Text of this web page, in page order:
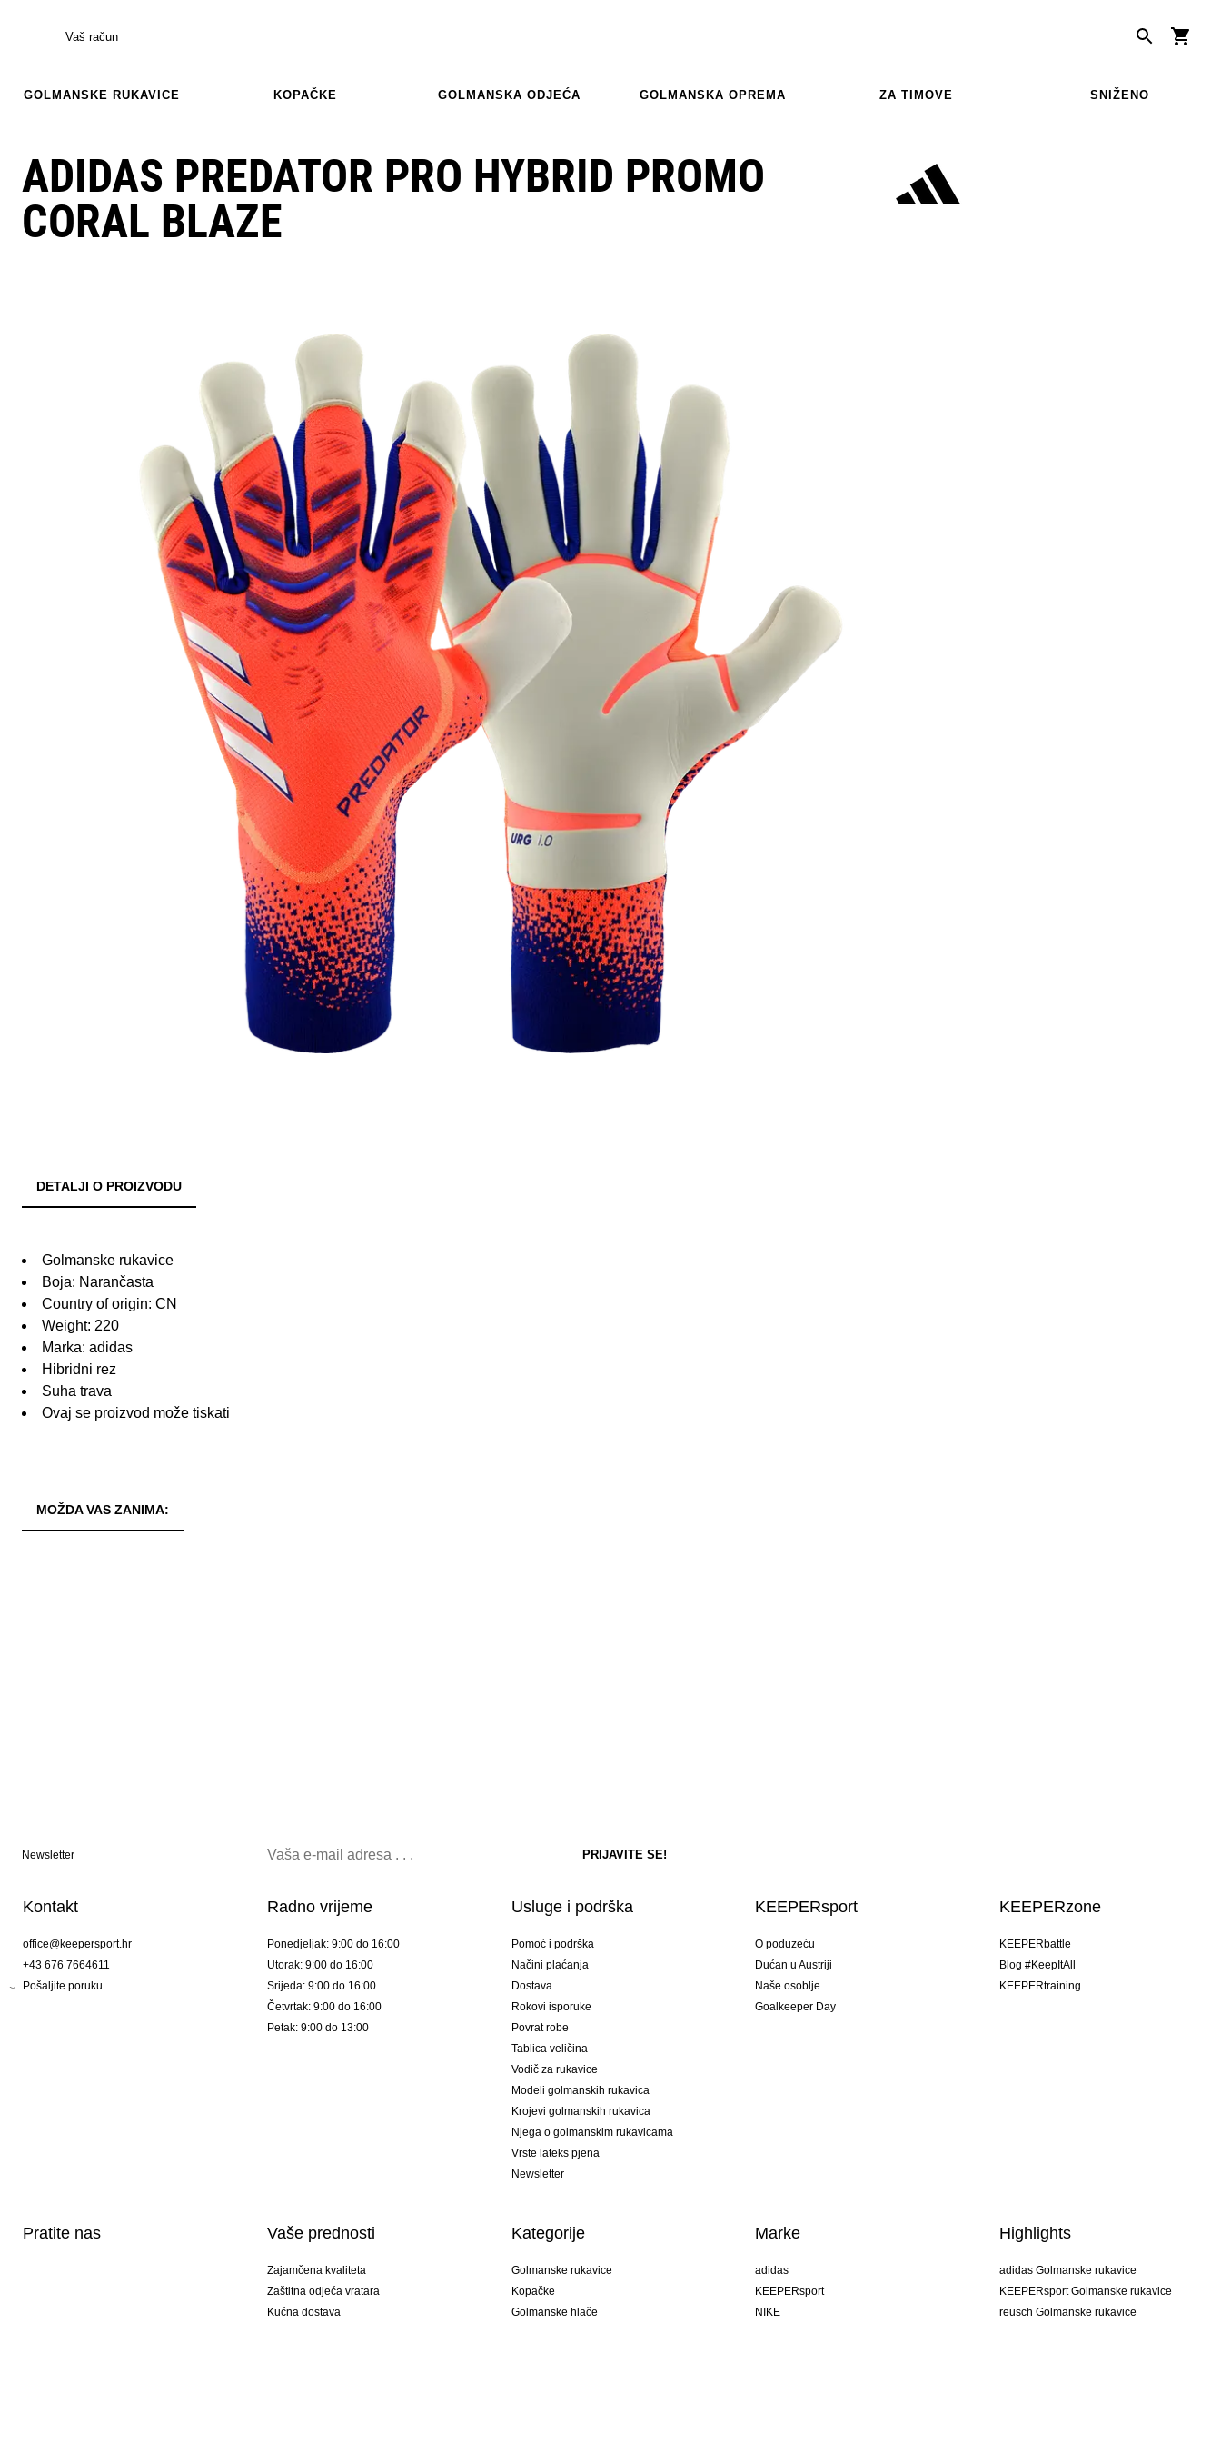
Vaš račun
GOLMANSKE RUKAVICE KOPAČKE GOLMANSKA ODJEĆA GOLMANSKA OPREMA ZA TIMOVE SNIŽENO
ADIDAS PREDATOR PRO HYBRID PROMO
CORAL BLAZE
DETALJI O PROIZVODU
Golmanske rukavice
Boja: Narančasta
Country of origin: CN
Weight: 220
Marka: adidas
Hibridni rez
Suha trava
Ovaj se proizvod može tiskati
MOŽDA VAS ZANIMA:
Newsletter
Kontakt
office@keepersport.hr
+43 676 7664611
Pošaljite poruku
Radno vrijeme
Ponedjeljak: 9:00 do 16:00
Utorak: 9:00 do 16:00
Srijeda: 9:00 do 16:00
Četvrtak: 9:00 do 16:00
Petak: 9:00 do 13:00
Usluge i podrška
Pomoć i podrška
Načini plaćanja
Dostava
Rokovi isporuke
Povrat robe
Tablica veličina
Vodič za rukavice
Modeli golmanskih rukavica
Krojevi golmanskih rukavica
Njega o golmanskim rukavicama
Vrste lateks pjena
Newsletter
KEEPERsport
O poduzeću
Dućan u Austriji
Naše osoblje
Goalkeeper Day
KEEPERzone
KEEPERbattle
Blog #KeepItAll
KEEPERtraining
Pratite nas Vaše prednosti
Zajamčena kvaliteta
Zaštitna odjeća vratara
Kućna dostava
Kategorije
Golmanske rukavice
Kopačke
Golmanske hlače
Marke
adidas
KEEPERsport
NIKE
Highlights
adidas Golmanske rukavice
KEEPERsport Golmanske rukavice
reusch Golmanske rukavice